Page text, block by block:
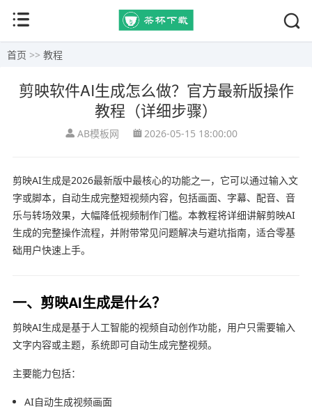
首页 >> 教程
剪映软件AI生成怎么做？官方最新版操作
教程（详细步骤）
AB模板网 2026-05-15 18:00:00
剪映AI生成是2026最新版中最核心的功能之一，它可以通过输入文
字或脚本，自动生成完整短视频内容，包括画面、字幕、配音、音
乐与转场效果，大幅降低视频制作门槛。本教程将详细讲解剪映AI
生成的完整操作流程，并附带常见问题解决与避坑指南，适合零基
础用户快速上手。
一、剪映AI生成是什么？
剪映AI生成是基于人工智能的视频自动创作功能，用户只需要输入
文字内容或主题，系统即可自动生成完整视频。
主要能力包括：
AI自动生成视频画面